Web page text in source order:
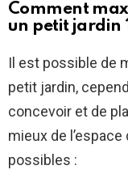
Comment
un petit jardin
Il est possible de
petit jardin,
concevoir et de
mieux de
possibles :